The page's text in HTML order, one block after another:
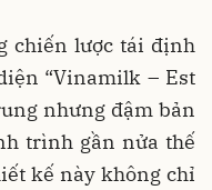
chiến lược tái định
“Vinamilk – Est
nhưng đậm bản
trình gần nửa thế
kế này không chỉ